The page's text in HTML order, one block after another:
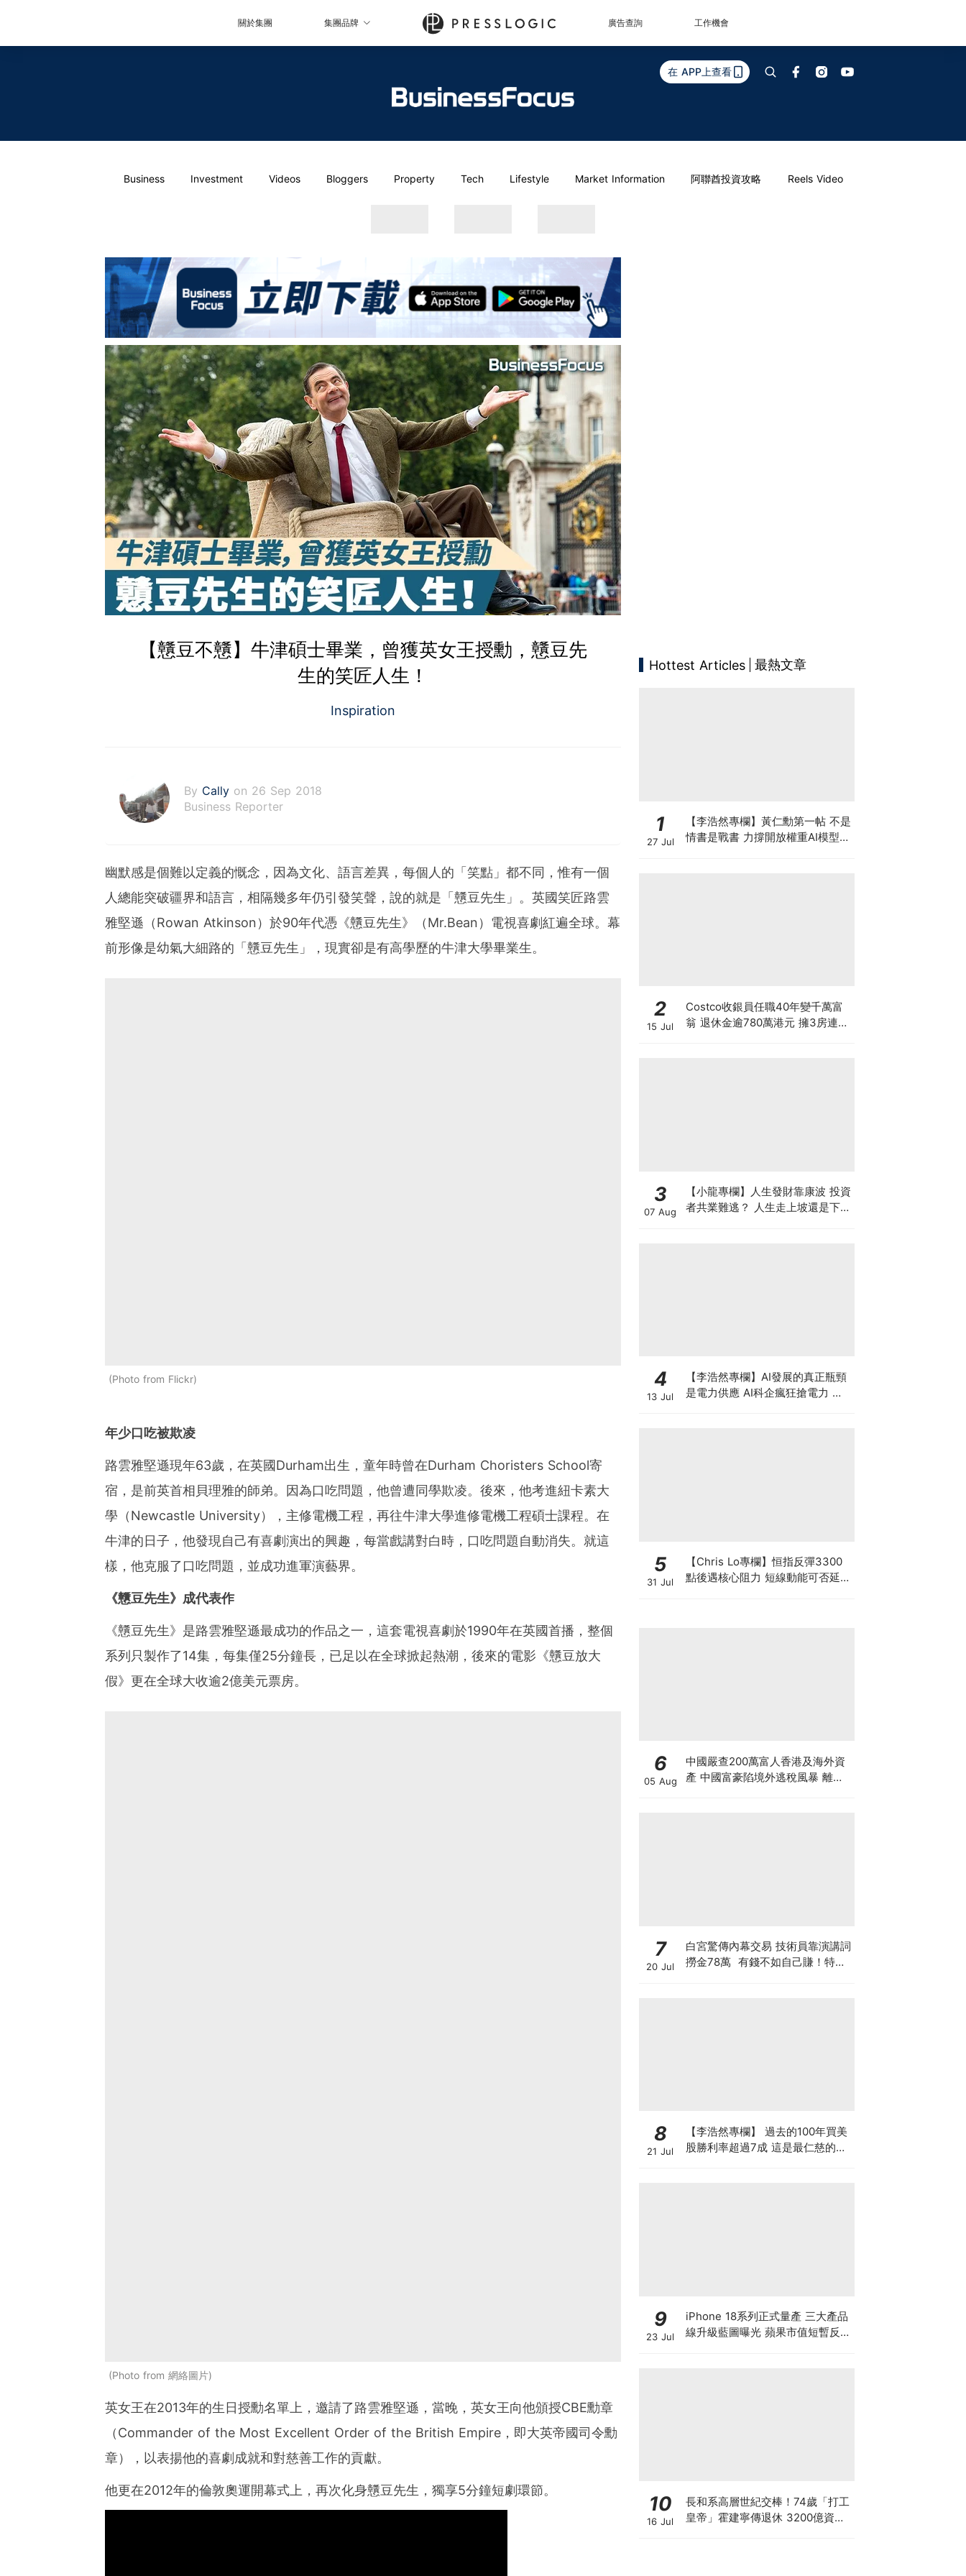
關於集團 集團品牌 廣告查詢 工作機會
在 APP上查看
Business Investment Videos Bloggers Property Tech Lifestyle Market Information 阿聯酋投資攻略 Reels Video
【戇豆不戇】牛津碩士畢業，曾獲英女王授勳，戇豆先
生的笑匠人生！
Inspiration
By Cally on 26 Sep 2018
Business Reporter
幽默感是個難以定義的慨念，因為文化、語言差異，每個人的「笑點」都不同，惟有一個
人總能突破疆界和語言，相隔幾多年仍引發笑聲，說的就是「戇豆先生」。英國笑匠路雲
雅堅遜（Rowan Atkinson）於90年代憑《戇豆先生》（Mr.Bean）電視喜劇紅遍全球。幕
前形像是幼氣大細路的「戇豆先生」，現實卻是有高學歷的牛津大學畢業生。
Photo from Flickr
年少口吃被欺凌
路雲雅堅遜現年63歲，在英國Durham出生，童年時曾在Durham Choristers School寄
宿，是前英首相貝理雅的師弟。因為口吃問題，他曾遭同學欺凌。後來，他考進紐卡素大
學（Newcastle University），主修電機工程，再往牛津大學進修電機工程碩士課程。在
牛津的日子，他發現自己有喜劇演出的興趣，每當戲講對白時，口吃問題自動消失。就這
樣，他克服了口吃問題，並成功進軍演藝界。
《戇豆先生》成代表作
《戇豆先生》是路雲雅堅遜最成功的作品之一，這套電視喜劇於1990年在英國首播，整個
系列只製作了14集，每集僅25分鐘長，已足以在全球掀起熱潮，後來的電影《戇豆放大
假》更在全球大收逾2億美元票房。
Photo from 網絡圖片
英女王在2013年的生日授勳名單上，邀請了路雲雅堅遜，當晚，英女王向他頒授CBE勳章
（Commander of the Most Excellent Order of the British Empire，即大英帝國司令勳
章），以表揚他的喜劇成就和對慈善工作的貢獻。
他更在2012年的倫敦奧運開幕式上，再次化身戇豆先生，獨享5分鐘短劇環節。
Hottest Articles 最熱文章
1
27 Jul
【李浩然專欄】黃仁勳第一帖 不是
情書是戰書 力撐開放權重AI模型
2
15 Jul
Costco收銀員任職40年變千萬富
翁 退休金逾780萬港元 擁3房連泳
3
07 Aug
【小龍專欄】人生發財靠康波 投資
者共業難逃？ 人生走上坡還是下坡
4
13 Jul
【李浩然專欄】AI發展的真正瓶頸
是電力供應 AI科企瘋狂搶電力 美
5
31 Jul
【Chris Lo專欄】恒指反彈3300
點後遇核心阻力 短線動能可否延續
6
05 Aug
中國嚴查200萬富人香港及海外資
產 中國富豪陷境外逃稅風暴 離岸
7
20 Jul
白宮驚傳內幕交易 技術員靠演講詞
撈金78萬 有錢不如自己賺！特朗
8
21 Jul
【李浩然專欄】 過去的100年買美
股勝利率超過7成 這是最仁慈的賭
9
23 Jul
iPhone 18系列正式量產 三大產品
線升級藍圖曝光 蘋果市值短暫反超
10
16 Jul
長和系高層世紀交棒！74歲「打工
皇帝」霍建寧傳退休 3200億資產